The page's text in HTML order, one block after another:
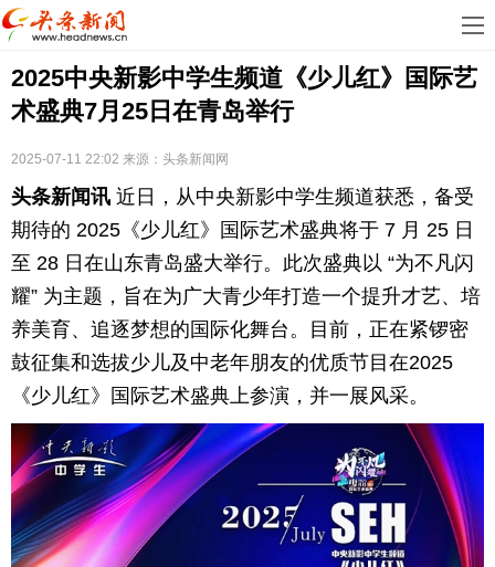
首
页
娱
乐
科
地
产
汽
车
育
健
活
时
尚
体
育
育
2025中央新影中学生频道《少儿红》国际艺
术盛典7月25日在青岛举行
2025-07-11 22:02 来源： 头条新闻网
头条新闻讯 近日，从中央新影中学生频道获悉，备受
期待的 2025《少儿红》国际艺术盛典将于 7 月 25 日
至 28 日在山东青岛盛大举行。此次盛典以 “为不凡闪
耀” 为主题，旨在为广大青少年打造一个提升才艺、培
养美育、追逐梦想的国际化舞台。目前，正在紧锣密
鼓征集和选拔少儿及中老年朋友的优质节目在2025
《少儿红》国际艺术盛典上参演，并一展风采。​